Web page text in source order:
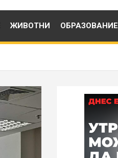
ЖИВОТНИ ОБРАЗОВАНИЕ